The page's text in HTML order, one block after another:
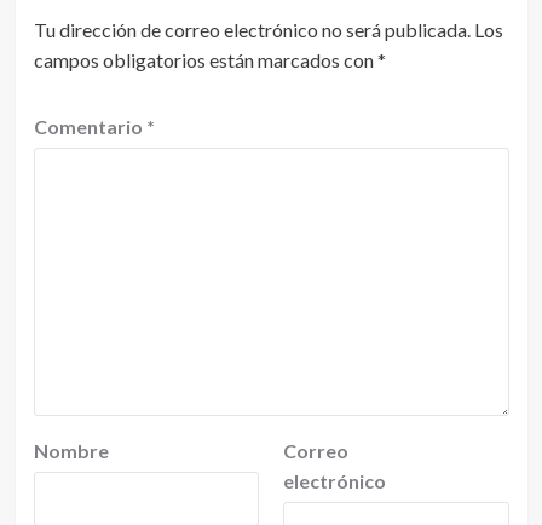
Tu dirección de correo electrónico no será publicada. Los
campos obligatorios están marcados con*
Comentario *
Nombre
Correo
electrónico